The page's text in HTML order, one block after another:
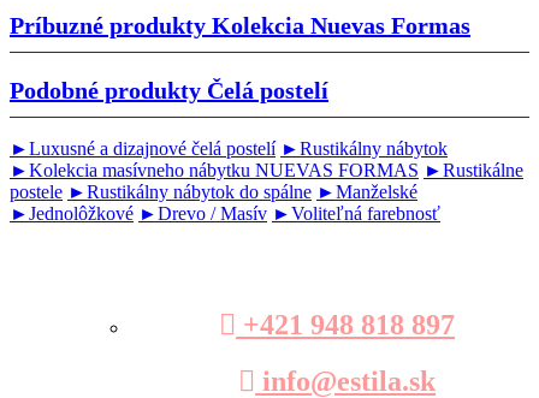
Príbuzné produkty Kolekcia Nuevas Formas
Podobné produkty Čelá postelí
►Luxusné a dizajnové čelá postelí ►Rustikálny nábytok
►Kolekcia masívneho nábytku NUEVAS FORMAS ►Rustikálne
postele ►Rustikálny nábytok do spálne ►Manželské
►Jednolôžkové ►Drevo / Masív ►Voliteľná farebnosť
+421 948 818 897
info@estila.sk